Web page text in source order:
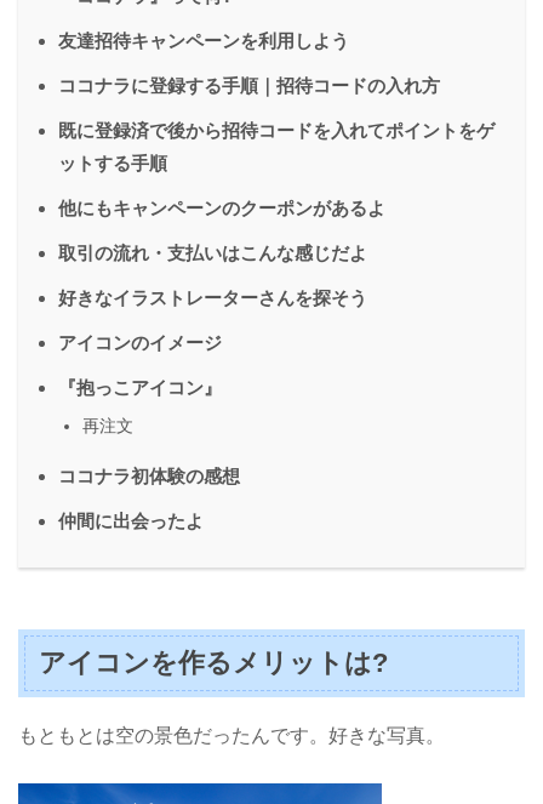
友達招待キャンペーンを利用しよう
ココナラに登録する手順｜招待コードの入れ方
既に登録済で後から招待コードを入れてポイントをゲ
ットする手順
他にもキャンペーンのクーポンがあるよ
取引の流れ・支払いはこんな感じだよ
好きなイラストレーターさんを探そう
アイコンのイメージ
『抱っこアイコン』
再注文
ココナラ初体験の感想
仲間に出会ったよ
アイコンを作るメリットは?
もともとは空の景色だったんです。好きな写真。